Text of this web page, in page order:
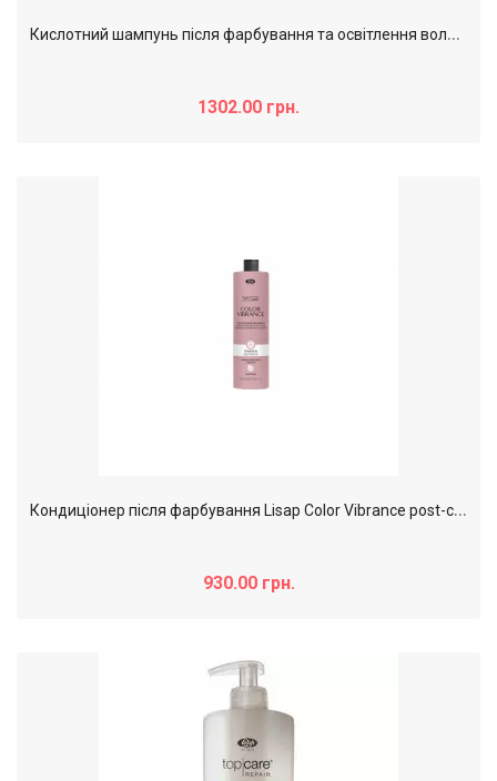
К
ислотний шампунь після фарбування та освітлення волосся Master LUX professional, 3000 мл
1302.00 грн.
К
ондиціонер після фарбування Lisap Color Vibrance post-color conditioner, 1000 мл
930.00 грн.